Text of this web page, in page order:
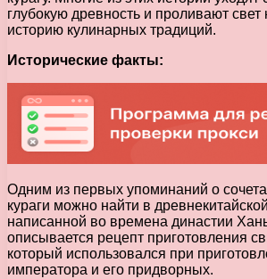
глубокую древность и проливают
историю кулинарных традиций.
Исторические факты:
Одним из первых упоминаний о
кураги можно найти в
написанной во времена династии
описывается рецепт приготовления
который использовался при
императора и его придворных.